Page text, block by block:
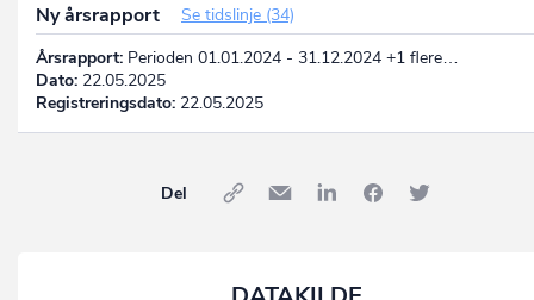
Ny årsrapport
Se tidslinje (34)
Årsrapport: Perioden 01.01.2024 - 31.12.2024 +1 flere…
Dato: 22.05.2025
Registreringsdato: 22.05.2025
Del